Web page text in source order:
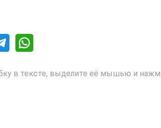
в тексте, выделите её мышью и